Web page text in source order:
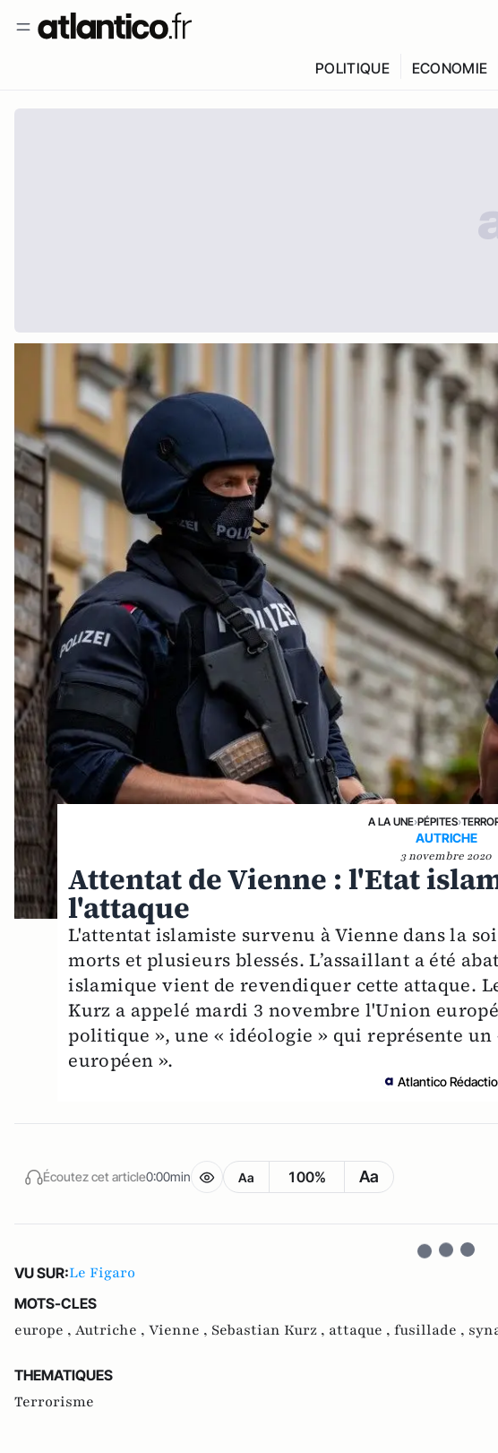
POLITIQUE ECONOMIE
A LA UNE›PÉPITES›
AUTRICHE
3 novembre 2020
Attentat de Vienne : l'Etat
l'attaque
L'attentat islamiste survenu à Vienne dans la
morts et plusieurs blessés. L’assaillant a été
islamique vient de revendiquer cette attaque.
Kurz a appelé mardi 3 novembre l'Union
politique », une « idéologie » qui représente
européen ».
Atlantico
Écoutez cet article0:00min Aa 100% Aa
VU SUR:Le Figaro
MOTS-CLES
europe , Autriche , Vienne , Sebastian Kurz , attaque , fusillade ,
THEMATIQUES
Terrorisme